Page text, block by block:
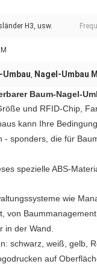
H3, usw.
Umbau, Nagel-Umbau
Baum-Nagel-
und RFID-Chip,
kann Ihre
sponders, die für
spezielle ABS-
wie
von
in der Wand.
schwarz, weiß, gelb,
auf